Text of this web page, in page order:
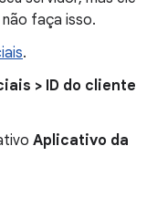
faça isso.
.
> ID do cliente
Aplicativo da